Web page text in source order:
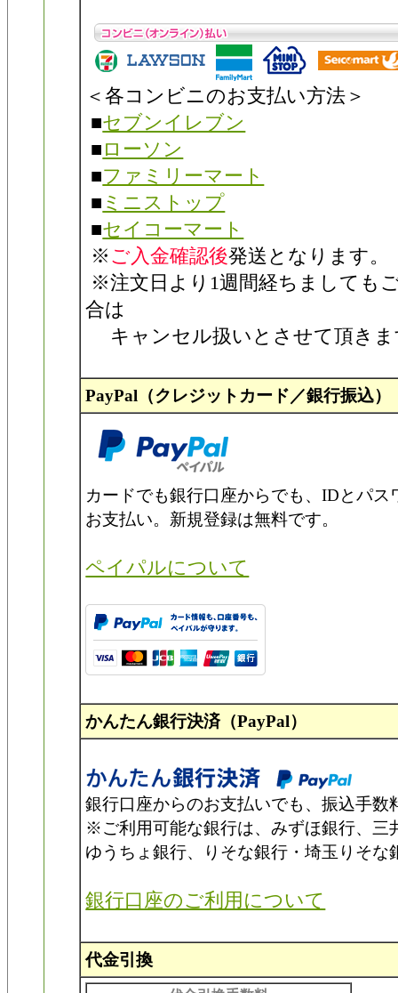
＜各コンビニのお支払い方法＞
■セブンイレブン
■ ローソン
■ファミリーマート
■ ミニストップ
■セイコーマート
※ ご入金確認後発送となります。
※注文日より1週間経ちましても
合は
キャンセル扱いとさせて頂きま
PayPal（クレジットカード／銀行振込）
カードでも銀行口座からでも、IDとパ
お支払い。新規登録は無料です。
ペイパルについて
かんたん銀行決済（PayPal）
銀行口座からのお支払いでも、振込手数
※ご利用可能な銀行は、みずほ銀行、三
ゆうちょ銀行、りそな銀行・埼玉りそな
銀行口座のご利用について
代金引換